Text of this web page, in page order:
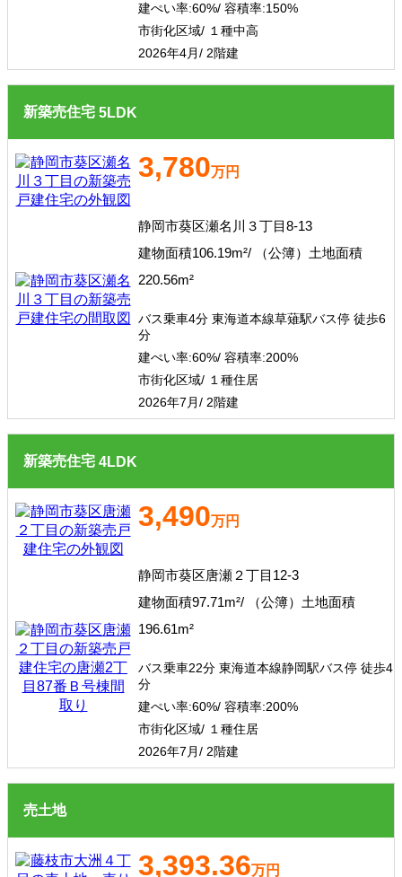
建ぺい率:60%/ 容積率:150%
市街化区域/ １種中高
2026年4月/ 2階建
新築売住宅 5LDK
3,780万円
静岡市葵区瀬名川３丁目8-13
建物面積106.19m²/ （公簿）土地面積
220.56m²
バス乗車4分 東海道本線草薙駅バス停 徒歩6
分
建ぺい率:60%/ 容積率:200%
市街化区域/ １種住居
2026年7月/ 2階建
新築売住宅 4LDK
3,490万円
静岡市葵区唐瀬２丁目12-3
建物面積97.71m²/ （公簿）土地面積
196.61m²
バス乗車22分 東海道本線静岡駅バス停 徒歩4
分
建ぺい率:60%/ 容積率:200%
市街化区域/ １種住居
2026年7月/ 2階建
売土地
3,393.36万円